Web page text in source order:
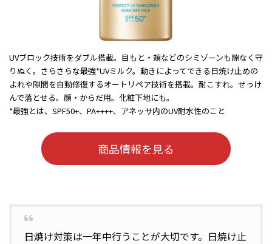
UVブロック技術をダブル搭載。目もと・頬などのシミゾーンも隙なく守
りぬく。さらさらな最強*UVミルク。動きによってできる日焼け止めの
よれや隙間を自動修復するオートリペア技術を搭載。耐こすれ。せっけ
んで落とせる。顔・からだ用。化粧下地にも。
*最強とは、SPF50+、PA++++、アネッサ内のUV耐水性のこと
商品情報を見る
日焼け対策は一年中行うことが大切です。日焼け止